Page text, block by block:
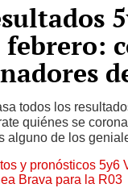
febrero:
todos los
quiénes se
alguno de los
y pronósticos 5y6
Brava para la R03